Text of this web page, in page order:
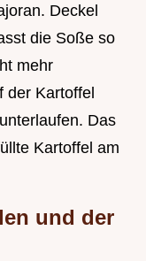
Deckel
die Soße so
mehr
der Kartoffel
Das
Kartoffel am
und der